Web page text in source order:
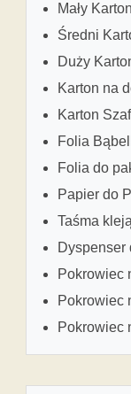
Mały
Średni
Duży
Karton na
Karton
Folia
Folia do
Papier do
Taśma
Dyspenser
Pokrowiec
Pokrowiec
Pokrowiec